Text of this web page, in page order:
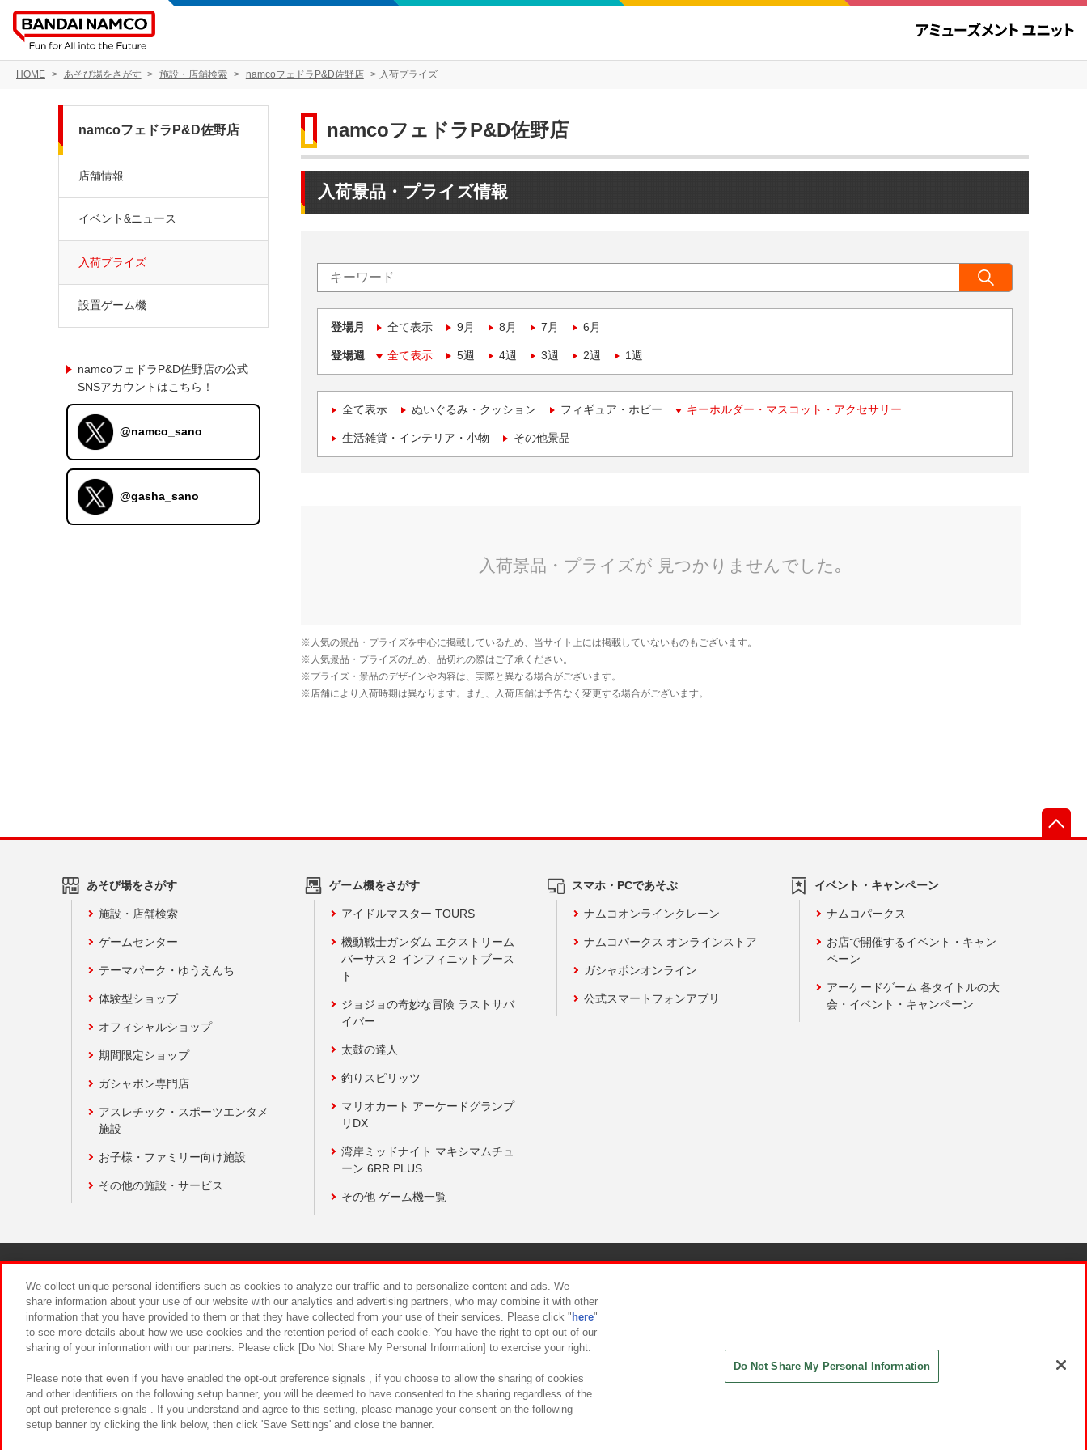
HOME あそび場をさがす 施設・店舗検索 namcoフェドラP&D佐野店 入荷プライズ
namcoフェドラP&D佐野店
入荷景品・プライズ情報
登場月 全て表示 9月 8月 7月 6月
登場週 全て表示 5週 4週 3週 2週 1週
全て表示 ぬいぐるみ・クッション フィギュア・ホビー キーホルダー・マスコット・アクセサリー
生活雑貨・インテリア・小物 その他景品
namcoフェドラP&D佐野店
店舗情報
イベント&ニュース
入荷プライズ
設置ゲーム機
namcoフェドラP&D佐野店の公式
SNSアカウントはこちら！
@namco_sano
@gasha_sano
あそび場をさがす
施設・店舗検索
ゲームセンター
テーマパーク・ゆうえんち
体験型ショップ
オフィシャルショップ
期間限定ショップ
ガシャポン専門店
アスレチック・スポーツエンタメ
施設
お子様・ファミリー向け施設
その他の施設・サービス
ゲーム機をさがす
アイドルマスター TOURS
機動戦士ガンダム エクストリーム
バーサス２ インフィニットブース
ト
ジョジョの奇妙な冒険 ラストサバ
イバー
太鼓の達人
釣りスピリッツ
マリオカート アーケードグランプ
リDX
湾岸ミッドナイト マキシマムチュ
ーン 6RR PLUS
その他 ゲーム機一覧
スマホ・PCであそぶ
ナムコオンラインクレーン
ナムコパークス オンラインストア
ガシャポンオンライン
公式スマートフォンアプリ
イベント・キャンペーン
ナムコパークス
お店で開催するイベント・キャン
ペーン
アーケードゲーム 各タイトルの大
会・イベント・キャンペーン
食品のご提供について カスタマーハラスメント対応方針
We collect unique personal identifiers such as cookies to analyze our traffic and to personalize content and ads. We
share information about your use of our website with our analytics and advertising partners, who may combine it with other
information that you have provided to them or that they have collected from your use of their services. Please click " here"
to see more details about how we use cookies and the retention period of each cookie. You have the right to opt out of our
sharing of your information with our partners. Please click [Do Not Share My Personal Information] to exercise your right.
Please note that even if you have enabled the opt-out preference signals , if you choose to allow the sharing of cookies
and other identifiers on the following setup banner, you will be deemed to have consented to the sharing regardless of the
opt-out preference signals . If you understand and agree to this setting, please manage your consent on the following
setup banner by clicking the link below, then click 'Save Settings' and close the banner.
Do Not Share My Personal Information